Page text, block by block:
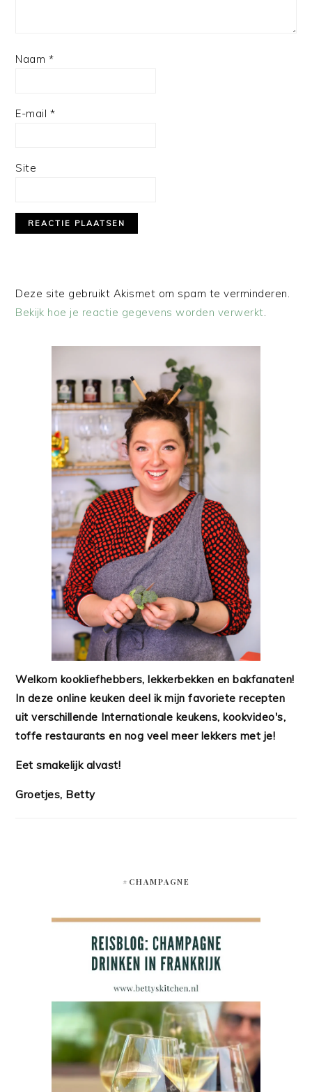
Naam *
E-mail *
Site
Deze site gebruikt Akismet om spam te verminderen.
Bekijk hoe je reactie gegevens worden verwerkt.
Welkom kookliefhebbers, lekkerbekken en bakfanaten!
In deze online keuken deel ik mijn favoriete recepten
uit verschillende Internationale keukens, kookvideo's,
toffe restaurants en nog veel meer lekkers met je!
Eet smakelijk alvast!
Groetjes, Betty
#CHAMPAGNE